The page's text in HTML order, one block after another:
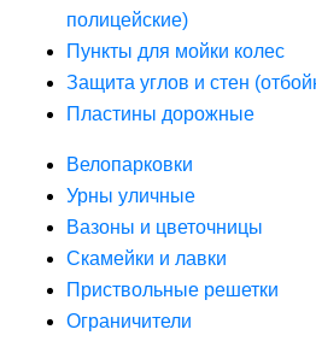
полицейские)
Пункты для мойки колес
Защита углов и стен
Пластины дорожные
Велопарковки
Урны уличные
Вазоны и цветочницы
Скамейки и лавки
Приствольные решетки
Ограничители